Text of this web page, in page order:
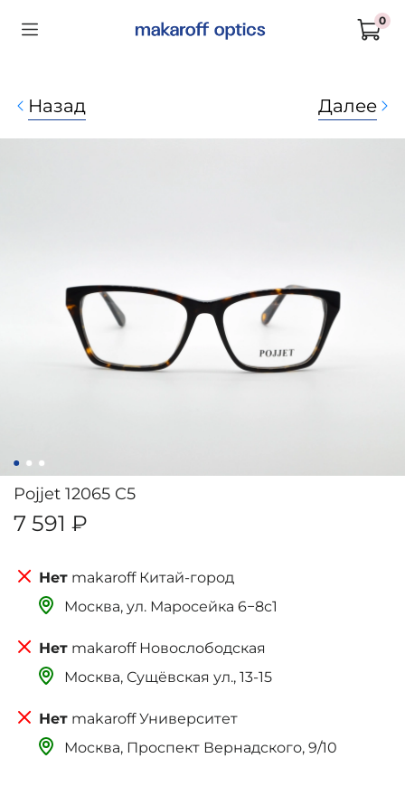
0
Назад Далее
Pojjet 12065 C5
7 591 ₽
makaroff Китай-город
Москва, ‌‌‌‌ул. Маросейка 6−8с1
makaroff Новослободская
Москва, Сущёвская ул., 13-15
makaroff Университет
Москва, Проспект Вернадского, 9/10